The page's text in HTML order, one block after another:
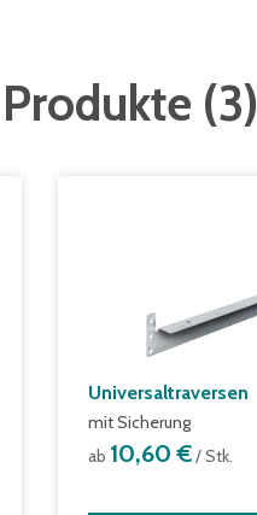
(3)
Universaltraversen
mit Sicherung
ab 10,60 €/ Stk.